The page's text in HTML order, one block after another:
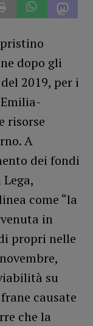
dopo gli
2019, per i
risorse
A
dei fondi
come “la
in
propri nelle
su
causate
che la